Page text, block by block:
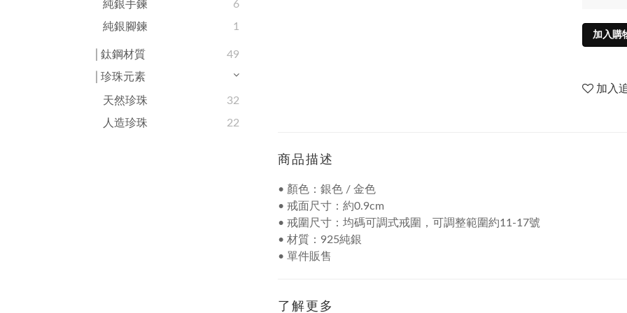
純銀手鍊
6
純銀腳鍊
1
│鈦鋼材質
49
│珍珠元素
天然珍珠
32
人造珍珠
22
加入購
加入
商品描述
• 顏色：銀色 / 金色
• 戒面尺寸：約0.9cm
• 戒圍尺寸：均碼可調式戒圍，可調整範圍約11-17號
• 材質：925純銀
• 單件販售
了解更多